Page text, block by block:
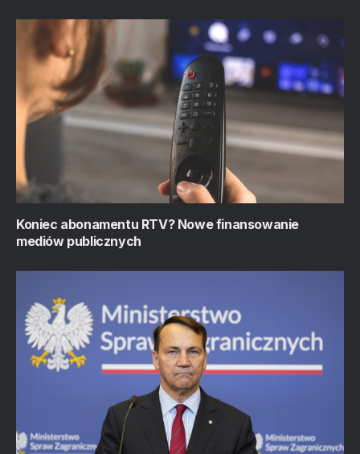
Koniec abonamentu RTV? Nowe finansowanie
mediów publicznych